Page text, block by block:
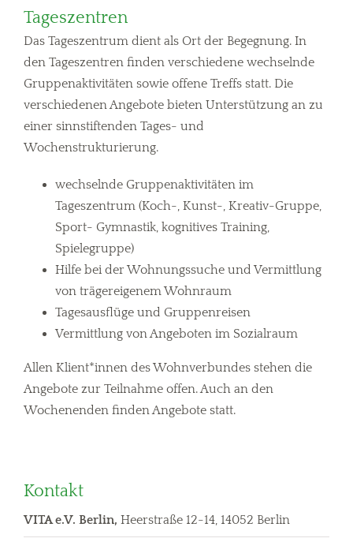
Tageszentren
Das Tageszentrum dient als Ort der Begegnung. In
den Tageszentren finden verschiedene wechselnde
Gruppenaktivitäten sowie offene Treffs statt. Die
verschiedenen Angebote bieten Unterstützung an zu
einer sinnstiftenden Tages- und
Wochenstrukturierung.
wechselnde Gruppenaktivitäten im
Tageszentrum (Koch-, Kunst-, Kreativ-Gruppe,
Sport- Gymnastik, kognitives Training,
Spielegruppe)
Hilfe bei der Wohnungssuche und Vermittlung
von trägereigenem Wohnraum
Tagesausflüge und Gruppenreisen
Vermittlung von Angeboten im Sozialraum
Allen Klient*innen des Wohnverbundes stehen die
Angebote zur Teilnahme offen. Auch an den
Wochenenden finden Angebote statt.
Kontakt
VITA e.V. Berlin, Heerstraße 12-14, 14052 Berlin